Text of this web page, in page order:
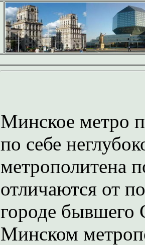
Минское метро
по себе
метрополитена
отличаются от
городе бывшего
Минском